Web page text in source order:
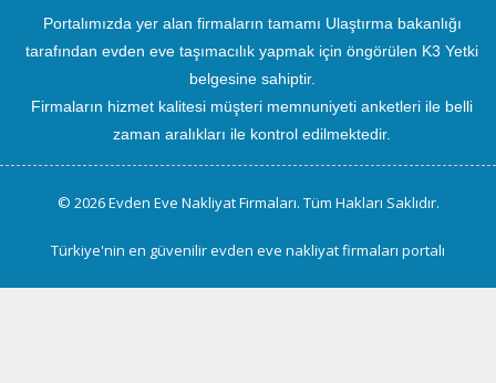
Portalımızda yer alan firmaların tamamı Ulaştırma bakanlığı
tarafından evden eve taşımacılık yapmak için öngörülen K3 Yetki
belgesine sahiptir.
Firmaların hizmet kalitesi müşteri memnuniyeti anketleri ile belli
zaman aralıkları ile kontrol edilmektedir.
© 2026 Evden Eve Nakliyat Firmaları. Tüm Hakları Saklıdır.
Türkiye'nin en güvenilir evden eve nakliyat firmaları portalı